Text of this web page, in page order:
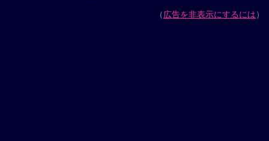
（広告を非表示にするには）